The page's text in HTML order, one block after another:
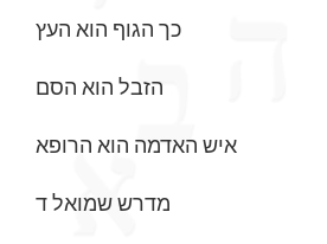
כך הגוף הוא העץ
הזבל הוא הסם
איש האדמה הוא הרופא
מדרש שמואל ד